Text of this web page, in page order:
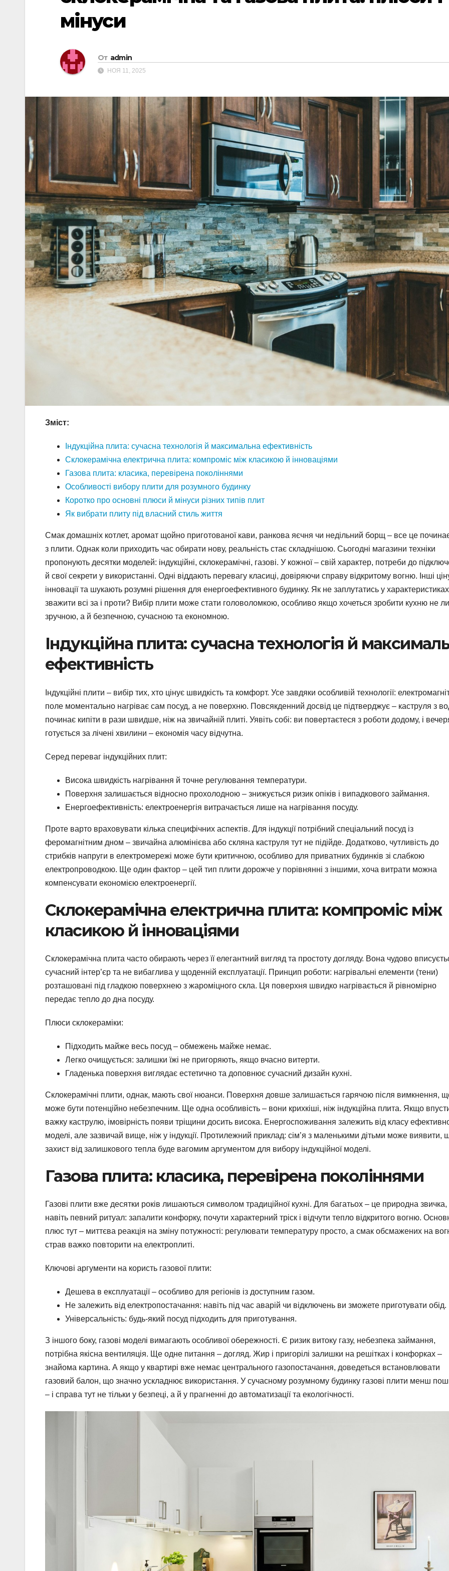
мінуси
От admin
НОЯ 11, 2025
Зміст:
Індукційна плита: сучасна технологія й максимальна ефективність
Склокерамічна електрична плита: компроміс між класикою й інноваціями
Газова плита: класика, перевірена поколіннями
Особливості вибору плити для розумного будинку
Коротко про основні плюси й мінуси різних типів плит
Як вибрати плиту під власний стиль життя
Смак домашніх котлет, аромат щойно приготованої кави, ранкова яєчня чи недільний борщ – все це
з плити. Однак коли приходить час обирати нову, реальність стає складнішою. Сьогодні магазини техніки
пропонують десятки моделей: індукційні, склокерамічні, газові. У кожної – свій характер, потреби до
й свої секрети у використанні. Одні віддають перевагу класиці, довіряючи справу відкритому вогню. Інші
інновації та шукають розумні рішення для енергоефективного будинку. Як не заплутатись у
зважити всі за і проти? Вибір плити може стати головоломкою, особливо якщо хочеться зробити кухню не
зручною, а й безпечною, сучасною та економною.
Індукційна плита: сучасна технологія й
ефективність
Індукційні плити – вибір тих, хто цінує швидкість та комфорт. Усе завдяки особливій технології:
поле моментально нагріває сам посуд, а не поверхню. Повсякденний досвід це підтверджує – каструля з
починає кипіти в рази швидше, ніж на звичайній плиті. Уявіть собі: ви повертаєтеся з роботи додому, і
готується за лічені хвилини – економія часу відчутна.
Серед переваг індукційних плит:
Висока швидкість нагрівання й точне регулювання температури.
Поверхня залишається відносно прохолодною – знижується ризик опіків і випадкового займання.
Енергоефективність: електроенергія витрачається лише на нагрівання посуду.
Проте варто враховувати кілька специфічних аспектів. Для індукції потрібний спеціальний посуд із
феромагнітним дном – звичайна алюмінієва або скляна каструля тут не підійде. Додатково, чутливість до
стрибків напруги в електромережі може бути критичною, особливо для приватних будинків зі слабкою
електропроводкою. Ще один фактор – цей тип плити дорожче у порівнянні з іншими, хоча витрати можна
компенсувати економією електроенергії.
Склокерамічна електрична плита: компроміс між
класикою й інноваціями
Склокерамічна плита часто обирають через її елегантний вигляд та простоту догляду. Вона чудово
сучасний інтер’єр та не вибаглива у щоденній експлуатації. Принцип роботи: нагрівальні елементи (тени)
розташовані під гладкою поверхнею з жароміцного скла. Ця поверхня швидко нагрівається й рівномірно
передає тепло до дна посуду.
Плюси склокераміки:
Підходить майже весь посуд – обмежень майже немає.
Легко очищується: залишки їжі не пригоряють, якщо вчасно витерти.
Гладенька поверхня виглядає естетично та доповнює сучасний дизайн кухні.
Склокерамічні плити, однак, мають свої нюанси. Поверхня довше залишається гарячою після вимкнення,
може бути потенційно небезпечним. Ще одна особливість – вони крихкіші, ніж індукційна плита. Якщо
важку каструлю, імовірність появи тріщини досить висока. Енергоспоживання залежить від класу
моделі, але зазвичай вище, ніж у індукції. Протилежний приклад: сім’я з маленькими дітьми може виявити,
захист від залишкового тепла буде вагомим аргументом для вибору індукційної моделі.
Газова плита: класика, перевірена поколіннями
Газові плити вже десятки років лишаються символом традиційної кухні. Для багатьох – це природна звичка,
навіть певний ритуал: запалити конфорку, почути характерний тріск і відчути тепло відкритого вогню.
плюс тут – миттєва реакція на зміну потужності: регулювати температуру просто, а смак обсмажених на
страв важко повторити на електроплиті.
Ключові аргументи на користь газової плити:
Дешева в експлуатації – особливо для регіонів із доступним газом.
Не залежить від електропостачання: навіть під час аварій чи відключень ви зможете приготувати обід.
Універсальність: будь-який посуд підходить для приготування.
З іншого боку, газові моделі вимагають особливої обережності. Є ризик витоку газу, небезпека займання,
потрібна якісна вентиляція. Ще одне питання – догляд. Жир і пригорілі залишки на решітках і конфорках –
знайома картина. А якщо у квартирі вже немає центрального газопостачання, доведеться встановлювати
газовий балон, що значно ускладнює використання. У сучасному розумному будинку газові плити менш
– і справа тут не тільки у безпеці, а й у прагненні до автоматизації та екологічності.